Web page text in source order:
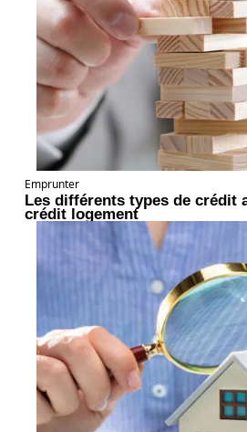
Emprunter
Les différents types de crédit
crédit logement